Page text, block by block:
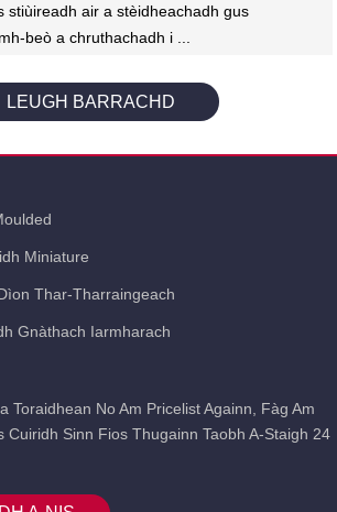
stiùireadh air a stèidheachadh gus
beò a chruthachadh i ...
LEUGH BARRACHD
Miniature
Thar-Tharraingeach
Gnàthach Iarmharach
Toraidhean No Am Pricelist Againn, Fàg Am
Cuiridh Sinn Fios Thugainn Taobh A-Staigh 24